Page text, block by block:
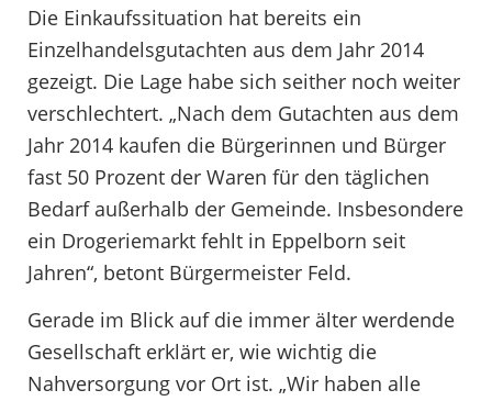
Die Einkaufssituation hat bereits ein
Einzelhandelsgutachten aus dem Jahr 2014
gezeigt. Die Lage habe sich seither noch weiter
verschlechtert. „Nach dem Gutachten aus dem
Jahr 2014 kaufen die Bürgerinnen und Bürger
fast 50 Prozent der Waren für den täglichen
Bedarf außerhalb der Gemeinde. Insbesondere
ein Drogeriemarkt fehlt in Eppelborn seit
Jahren“, betont Bürgermeister Feld.
Gerade im Blick auf die immer älter werdende
Gesellschaft erklärt er, wie wichtig die
Nahversorgung vor Ort ist. „Wir haben alle